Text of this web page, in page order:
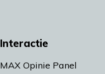
Interactie
MAX Opinie Panel